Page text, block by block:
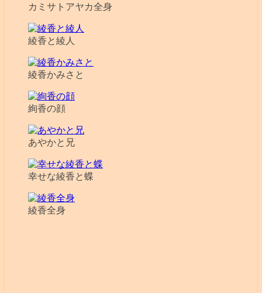
カミサトアヤカ全身
綾香と綾人
綾香かみさと
絢香の顔
あやかと兄
幸せな綾香と蝶
綾香全身